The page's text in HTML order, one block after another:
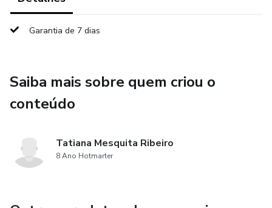
Garantia de 7 dias
Saiba mais sobre quem criou o
conteúdo
Tatiana Mesquita Ribeiro
8 Ano Hotmarter